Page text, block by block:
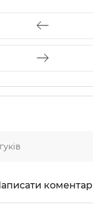
коментар